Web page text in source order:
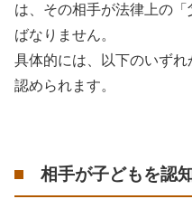
は、その相手が法律上の
ばなりません。
具体的には、以下のいず
認められます。
相手が子どもを認